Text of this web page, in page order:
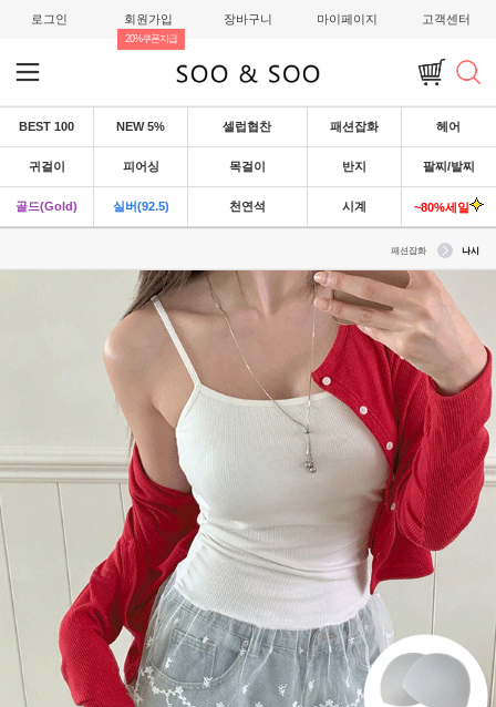
로그인 회원가입
20%쿠폰지급
장바구니 마이페이지 고객센터
BEST 100 NEW 5% 셀럽협찬 패션잡화 헤어
귀걸이 피어싱 목걸이 반지 팔찌/발찌
골드(Gold) 실버(92.5) 천연석 시계 ~80%세일
패션잡화 나시